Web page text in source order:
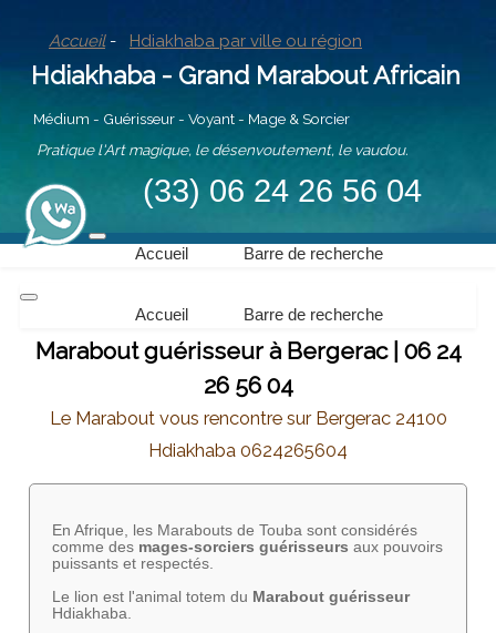
Accueil - Hdiakhaba par ville ou région
Hdiakhaba - Grand Marabout Africain
Médium - Guérisseur - Voyant - Mage & Sorcier
Pratique l'Art magique, le désenvoutement, le vaudou.
(33) 06 24 26 56 04
Accueil Barre de recherche
Accueil Barre de recherche
Marabout guérisseur à Bergerac | 06 24
26 56 04
Le Marabout vous rencontre sur Bergerac 24100
Hdiakhaba 0624265604
En Afrique, les Marabouts de Touba sont considérés
comme des mages-sorciers guérisseurs aux pouvoirs
puissants et respectés.
Le lion est l'animal totem du Marabout guérisseur
Hdiakhaba.